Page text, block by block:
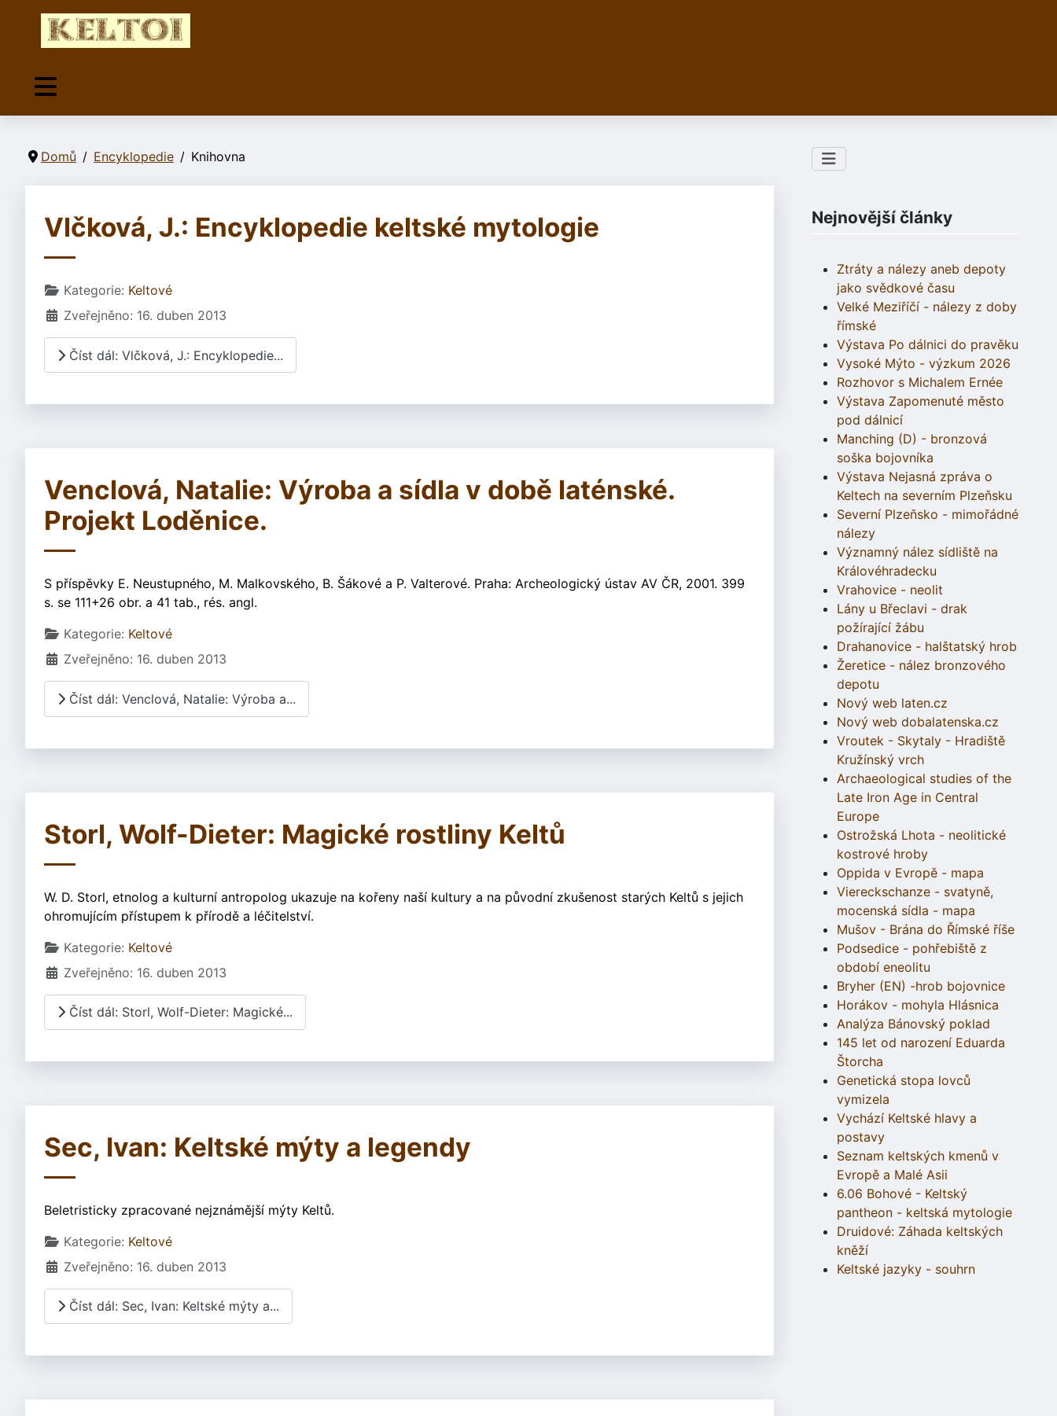
Domů Encyklopedie Knihovna
Vlčková, J.: Encyklopedie keltské mytologie
Základní údaje
Kategorie: Keltové
Zveřejněno: 16. duben 2013
Číst dál: Vlčková, J.: Encyklopedie...
Venclová, Natalie: Výroba a sídla v době laténské.
Projekt Loděnice.
S příspěvky E. Neustupného, M. Malkovského, B. Šákové a P. Valterové. Praha: Archeologický ústav AV ČR, 2001. 399
s. se 111+26 obr. a 41 tab., rés. angl.
Základní údaje
Kategorie: Keltové
Zveřejněno: 16. duben 2013
Číst dál: Venclová, Natalie: Výroba a...
Storl, Wolf-Dieter: Magické rostliny Keltů
W. D. Storl, etnolog a kulturní antropolog ukazuje na kořeny naší kultury a na původní zkušenost starých Keltů s jejich
ohromujícím přístupem k přírodě a léčitelství.
Základní údaje
Kategorie: Keltové
Zveřejněno: 16. duben 2013
Číst dál: Storl, Wolf-Dieter: Magické...
Sec, Ivan: Keltské mýty a legendy
Beletristicky zpracované nejznámější mýty Keltů.
Základní údaje
Kategorie: Keltové
Zveřejněno: 16. duben 2013
Číst dál: Sec, Ivan: Keltské mýty a...
Nejnovější články
Ztráty a nálezy aneb depoty
jako svědkové času
Velké Meziříčí - nálezy z doby
římské
Výstava Po dálnici do pravěku
Vysoké Mýto - výzkum 2026
Rozhovor s Michalem Ernée
Výstava Zapomenuté město
pod dálnicí
Manching (D) - bronzová
soška bojovníka
Výstava Nejasná zpráva o
Keltech na severním Plzeňsku
Severní Plzeňsko - mimořádné
nálezy
Významný nález sídliště na
Královéhradecku
Vrahovice - neolit
Lány u Břeclavi - drak
požírající žábu
Drahanovice - halštatský hrob
Žeretice - nález bronzového
depotu
Nový web laten.cz
Nový web dobalatenska.cz
Vroutek - Skytaly - Hradiště
Kružínský vrch
Archaeological studies of the
Late Iron Age in Central
Europe
Ostrožská Lhota - neolitické
kostrové hroby
Oppida v Evropě - mapa
Viereckschanze - svatyně,
mocenská sídla - mapa
Mušov - Brána do Římské říše
Podsedice - pohřebiště z
období eneolitu
Bryher (EN) -hrob bojovnice
Horákov - mohyla Hlásnica
Analýza Bánovský poklad
145 let od narození Eduarda
Štorcha
Genetická stopa lovců
vymizela
Vychází Keltské hlavy a
postavy
Seznam keltských kmenů v
Evropě a Malé Asii
6.06 Bohové - Keltský
pantheon - keltská mytologie
Druidové: Záhada keltských
kněží
Keltské jazyky - souhrn